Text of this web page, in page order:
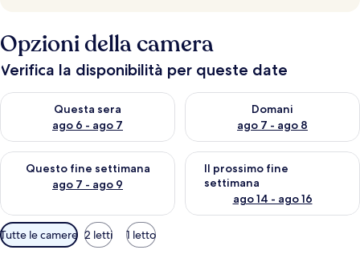
Opzioni della camera
Verifica la disponibilità per queste date
Questa sera
ago 6 - ago 7
Verifica la disponibilità per questa sera, ago 6 - ago 7
Domani
ago 7 - ago 8
Verifica la disponibilità per
Questo fine settimana
ago 7 - ago 9
Verifica la disponibilità per questo fine settimana, ago 7 - ago
Il prossimo fine
settimana
ago 14 - ago 16
Verifica la disponibilità per il
Filtri
disponibili
Tutte le camere 2 letti 1 letto